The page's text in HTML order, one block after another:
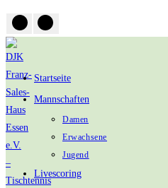
Startseite
Mannschaften
Damen
Erwachsene
Jugend
Livescoring